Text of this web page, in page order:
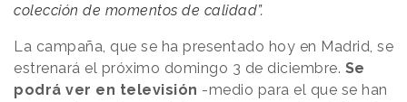
colección de momentos de calidad”.
La campaña, que se ha presentado hoy en Madrid, se
estrenará el próximo domingo 3 de diciembre. Se
podrá ver en televisión -medio para el que se han